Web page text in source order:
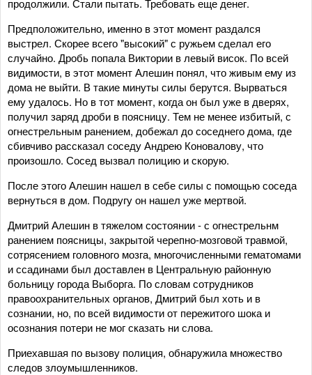
продолжили. Стали пытать. Требовать еще денег.
Предположительно, именно в этот момент раздался
выстрел. Скорее всего "высокий" с ружьем сделал его
случайно. Дробь попала Виктории в левый висок. По всей
видимости, в этот момент Алешин понял, что живым ему из
дома не выйти. В такие минуты силы берутся. Вырваться
ему удалось. Но в тот момент, когда он был уже в дверях,
получил заряд дроби в поясницу. Тем не менее избитый, с
огнестрельным ранением, добежал до соседнего дома, где
сбивчиво рассказал соседу Андрею Коновалову, что
произошло. Сосед вызвал полицию и скорую.
После этого Алешин нашел в себе силы с помощью соседа
вернуться в дом. Подругу он нашел уже мертвой.
Дмитрий Алешин в тяжелом состоянии - с огнестрельнм
ранением поясницы, закрытой черепно-мозговой травмой,
сотрясением головного мозга, многочисленными гематомами
и ссадинами был доставлен в Центральную районную
больницу города Выборга. По словам сотрудников
правоохранительных органов, Дмитрий был хоть и в
сознании, но, по всей видимости от пережитого шока и
осознания потери не мог сказать ни слова.
Приехавшая по вызову полиция, обнаружила множество
следов злоумышленников.